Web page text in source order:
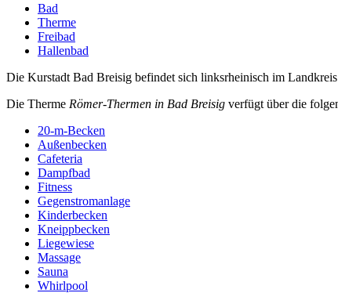
Bad
Therme
Freibad
Hallenbad
Die Kurstadt Bad Breisig befindet sich linksrheinisch im
Die Therme Römer-Thermen in Bad Breisig verfügt über die
20-m-Becken
Außenbecken
Cafeteria
Dampfbad
Fitness
Gegenstromanlage
Kinderbecken
Kneippbecken
Liegewiese
Massage
Sauna
Whirlpool